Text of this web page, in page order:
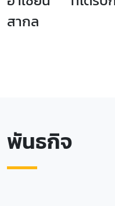
สากล
พันธกิจ